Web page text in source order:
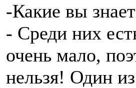
-Какие вы
- Среди них
очень мало,
нельзя! Один